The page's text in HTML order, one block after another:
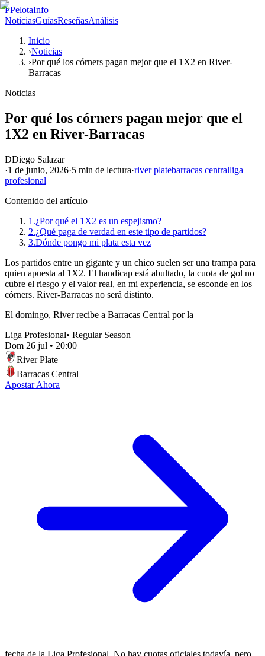
PPelotaInfo
NoticiasGuíasReseñasAnálisis
Inicio
›Noticias
›Por qué los córners pagan mejor que el 1X2 en River-
Barracas
Noticias
Por qué los córners pagan mejor que el
1X2 en River-Barracas
DDiego Salazar
·1 de junio, 2026·5 min de lectura·river platebarracas centralliga
profesional
Contenido del artículo
1.¿Por qué el 1X2 es un espejismo?
2.¿Qué paga de verdad en este tipo de partidos?
3.Dónde pongo mi plata esta vez
Los partidos entre un gigante y un chico suelen ser una trampa para
quien apuesta al 1X2. El handicap está abultado, la cuota de gol no
cubre el riesgo y el valor real, en mi experiencia, se esconde en los
córners. River-Barracas no será distinto.
El domingo, River recibe a Barracas Central por la
Liga Profesional• Regular Season
Dom 26 jul • 20:00
River Plate
Barracas Central
Apostar Ahora
fecha de la Liga Profesional. No hay cuotas oficiales todavía, pero